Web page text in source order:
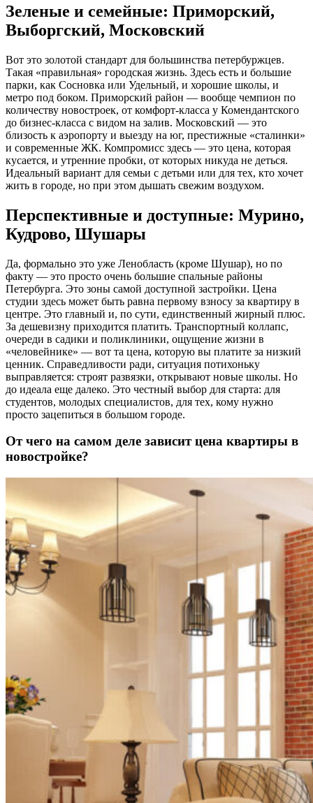
Зеленые и семейные: Приморский,
Выборгский, Московский
Вот это золотой стандарт для большинства петербуржцев.
Такая «правильная» городская жизнь. Здесь есть и большие
парки, как Сосновка или Удельный, и хорошие школы, и
метро под боком. Приморский район — вообще чемпион по
количеству новостроек, от комфорт-класса у Комендантского
до бизнес-класса с видом на залив. Московский — это
близость к аэропорту и выезду на юг, престижные «сталинки»
и современные ЖК. Компромисс здесь — это цена, которая
кусается, и утренние пробки, от которых никуда не деться.
Идеальный вариант для семьи с детьми или для тех, кто хочет
жить в городе, но при этом дышать свежим воздухом.
Перспективные и доступные: Мурино,
Кудрово, Шушары
Да, формально это уже Ленобласть (кроме Шушар), но по
факту — это просто очень большие спальные районы
Петербурга. Это зоны самой доступной застройки. Цена
студии здесь может быть равна первому взносу за квартиру в
центре. Это главный и, по сути, единственный жирный плюс.
За дешевизну приходится платить. Транспортный коллапс,
очереди в садики и поликлиники, ощущение жизни в
«человейнике» — вот та цена, которую вы платите за низкий
ценник. Справедливости ради, ситуация потихоньку
выправляется: строят развязки, открывают новые школы. Но
до идеала еще далеко. Это честный выбор для старта: для
студентов, молодых специалистов, для тех, кому нужно
просто зацепиться в большом городе.
От чего на самом деле зависит цена квартиры в
новостройке?